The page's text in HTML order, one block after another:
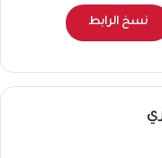
نسخ الرابط